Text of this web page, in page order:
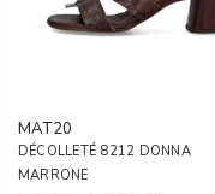
MAT20
DÉCOLLETÉ 8212 DONNA
MARRONE